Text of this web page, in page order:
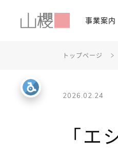
事業案内
トップページ
2026.02.24
「